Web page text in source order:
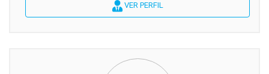
VER PERFIL